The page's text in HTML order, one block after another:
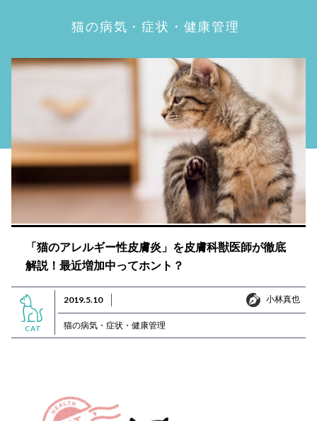
猫の病気・症状・健康管理
「猫のアレルギー性皮膚炎」を皮膚科獣医師が徹底
解説！最近増加中ってホント？
CAT
2019.5.10 小林真也
小林真也
猫の病気・症状・健康管理